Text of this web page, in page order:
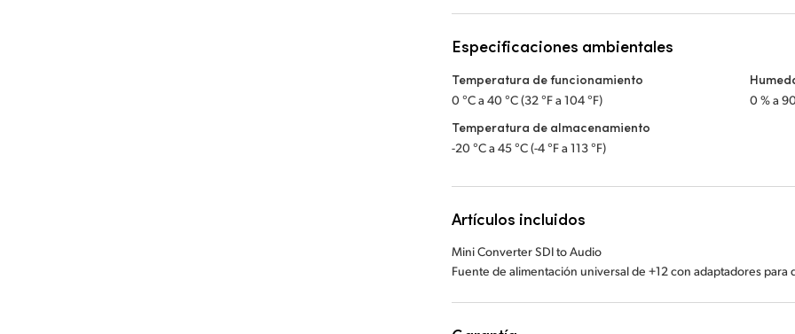
Especificaciones ambientales
Temperatura de funcionamiento
0 °C a 40 °C (32 °F a 104 °F)
Temperatura de almacenamiento
-20 °C a 45 °C (-4 °F a 113 °F)
0 % a
Artículos incluidos
Mini Converter SDI to Audio
Fuente de alimentación universal de +12 con adaptadores para